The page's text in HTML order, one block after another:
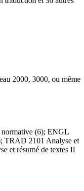
2000, 3000, ou même
(6); ENGL
TRAD 2101 Analyse et
et résumé de textes II